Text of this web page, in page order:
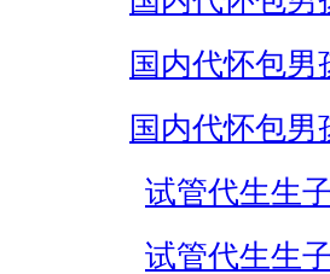
国内代怀包男
国内代怀包男
试管代生生
试管代生生